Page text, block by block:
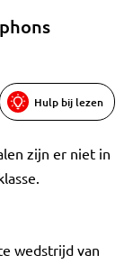
Hulp bij lezen
zijn er niet in
wedstrijd van